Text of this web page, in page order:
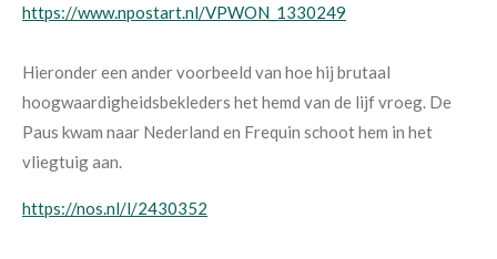
https://www.npostart.nl/VPWON_1330249
Hieronder een ander voorbeeld van hoe hij brutaal
hoogwaardigheidsbekleders het hemd van de lijf vroeg. De
Paus kwam naar Nederland en Frequin schoot hem in het
vliegtuig aan.
https://nos.nl/l/2430352